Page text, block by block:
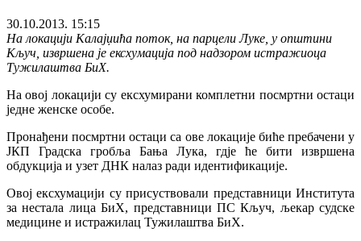
30.10.2013. 15:15
На локацији Калајџића поток, на парцели Луке, у општини
Кључ, извршена је ексхумација под надзором истражиоца
Тужилаштва БиХ.
На овој локацији су ексхумирани комплетни посмртни остаци
једне женске особе.
Пронађени посмртни остаци са ове локације биће пребачени у
ЈКП Градска гробља Бања Лука, гдје ће бити извршена
обдукција и узет ДНК налаз ради идентификације.
Овој ексхумацији су присуствовали представници Института
за нестала лица БиХ, представници ПС Кључ, љекар судске
медицине и истражилац Тужилаштва БиХ.